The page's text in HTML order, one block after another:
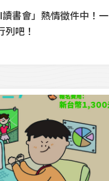
書會」熱情徵件中！一
吧！